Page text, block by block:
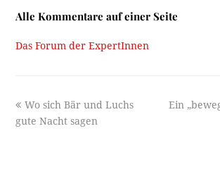
Alle Kommentare auf einer Seite
Das Forum der ExpertInnen
previous
post:
Wo sich Bär und Luchs
gute Nacht sagen
next
Ein